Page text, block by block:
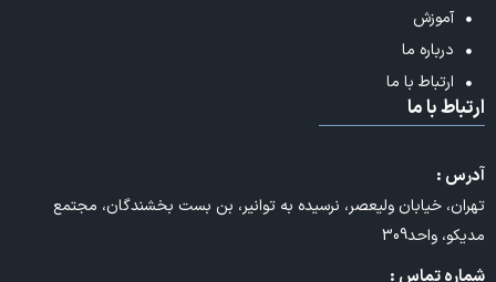
آموزش
درباره ما
ارتباط با ما
ارتباط با ما
آدرس :
تهران، خیابان ولیعصر، نرسیده به توانیر، بن بست بخشندگان، مجتمع
مدیکو، واحد309